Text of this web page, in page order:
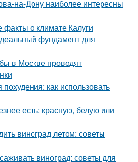
на-Дону наиболее интересны
факты о климате Калуги
фундамент для
в Москве проводят
как использовать
есть: красную, белую или
виноград летом: советы
виноград: советы для